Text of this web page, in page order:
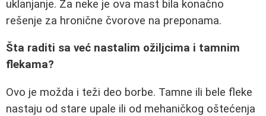
uklanjanje. Za neke je ova mast bila konačno
rešenje za hronične čvorove na preponama.
Šta raditi sa već nastalim ožiljcima i tamnim
flekama?
Ovo je možda i teži deo borbe. Tamne ili bele fleke
nastaju od stare upale ili od mehaničkog oštećenja